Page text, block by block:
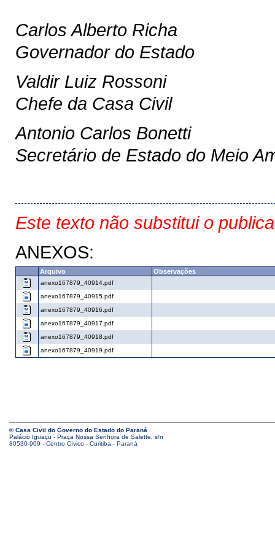
Carlos Alberto Richa
Governador do Estado
Valdir Luiz Rossoni
Chefe da Casa Civil
Antonio Carlos Bonetti
Secretário de Estado do Meio
Este texto não substitui o
ANEXOS:
Arquivo Observações
anexo167879_40914.pdf
anexo167879_40915.pdf
anexo167879_40916.pdf
anexo167879_40917.pdf
anexo167879_40918.pdf
anexo167879_40919.pdf
© Casa Civil do Governo do Estado do Paraná
Palácio Iguaçu - Praça Nossa Senhora de Salette, s/n
80530-909 - Centro Cívico - Curitiba - Paraná